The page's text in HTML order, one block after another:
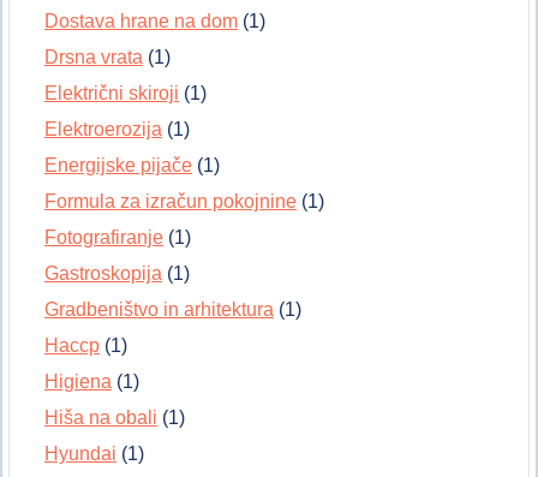
Dostava hrane na dom (1)
Drsna vrata (1)
Električni skiroji (1)
Elektroerozija (1)
Energijske pijače (1)
Formula za izračun pokojnine (1)
Fotografiranje (1)
Gastroskopija (1)
Gradbeništvo in arhitektura (1)
Haccp (1)
Higiena (1)
Hiša na obali (1)
Hyundai (1)